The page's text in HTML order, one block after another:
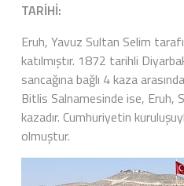
TARİHİ:
Eruh, Yavuz Sultan Selim
katılmıştır. 1872 tarihli
sancağına bağlı 4 kaza
Bitlis Salnamesinde ise, Eruh,
kazadır. Cumhuriyetin
olmuştur.